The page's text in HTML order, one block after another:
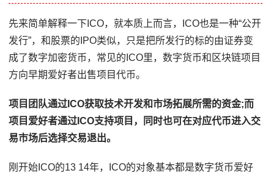
先来简单解释一下ICO，就本质上而言，ICO也是一种“公开
发行”，和股票的IPO类似，只是把所发行的标的由证券变
成了数字加密货币，常见的ICO里，数字货币和区块链项目
方向早期爱好者出售项目代币。
项目团队通过ICO获取技术开发和市场拓展所需的资金;而
项目爱好者通过ICO支持项目，同时也可在对应代币进入交
易市场后选择交易退出。
刚开始ICO的13 14年，ICO的对象基本都是数字货币爱好